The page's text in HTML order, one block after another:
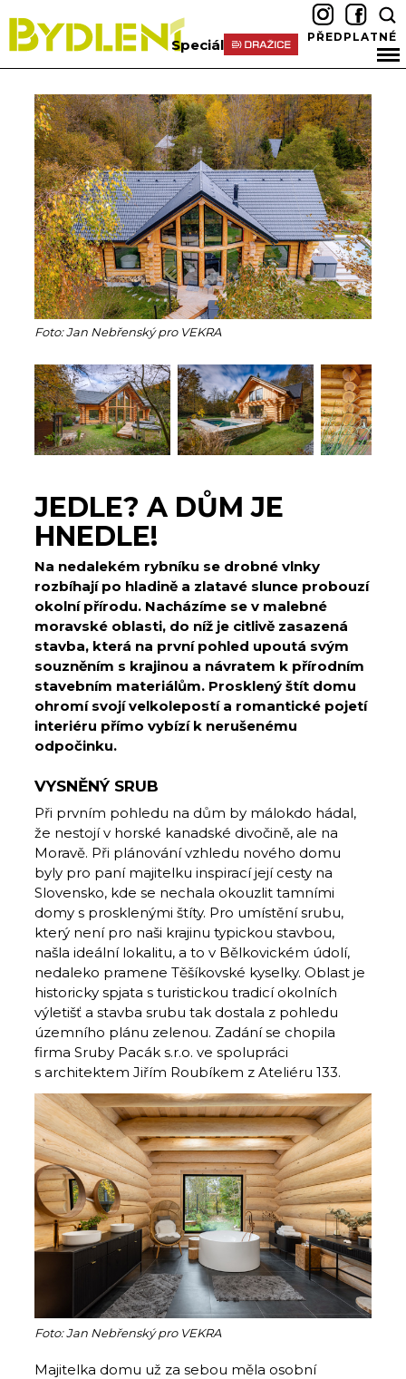
Speciál PŘEDPLATNÉ
Foto: Jan Nebřenský pro VEKRA
JEDLE? A DŮM JE
HNEDLE!
Na nedalekém rybníku se drobné vlnky
rozbíhají po hladině a zlatavé slunce probouzí
okolní přírodu. Nacházíme se v malebné
moravské oblasti, do níž je citlivě zasazená
stavba, která na první pohled upoutá svým
souzněním s krajinou a návratem k přírodním
stavebním materiálům. Prosklený štít domu
ohromí svojí velkolepostí a romantické pojetí
interiéru přímo vybízí k nerušenému
odpočinku.
VYSNĚNÝ SRUB
Při prvním pohledu na dům by málokdo hádal,
že nestojí v horské kanadské divočině, ale na
Moravě. Při plánování vzhledu nového domu
byly pro paní majitelku inspirací její cesty na
Slovensko, kde se nechala okouzlit tamními
domy s prosklenými štíty. Pro umístění srubu,
který není pro naši krajinu typickou stavbou,
našla ideální lokalitu, a to v Bělkovickém údolí,
nedaleko pramene Těšíkovské kyselky. Oblast je
historicky spjata s turistickou tradicí okolních
výletišť a stavba srubu tak dostala z pohledu
územního plánu zelenou. Zadání se chopila
firma Sruby Pacák s.r.o. ve spolupráci
s architektem Jiřím Roubíkem z Ateliéru 133.
Foto: Jan Nebřenský pro VEKRA
Majitelka domu už za sebou měla osobní